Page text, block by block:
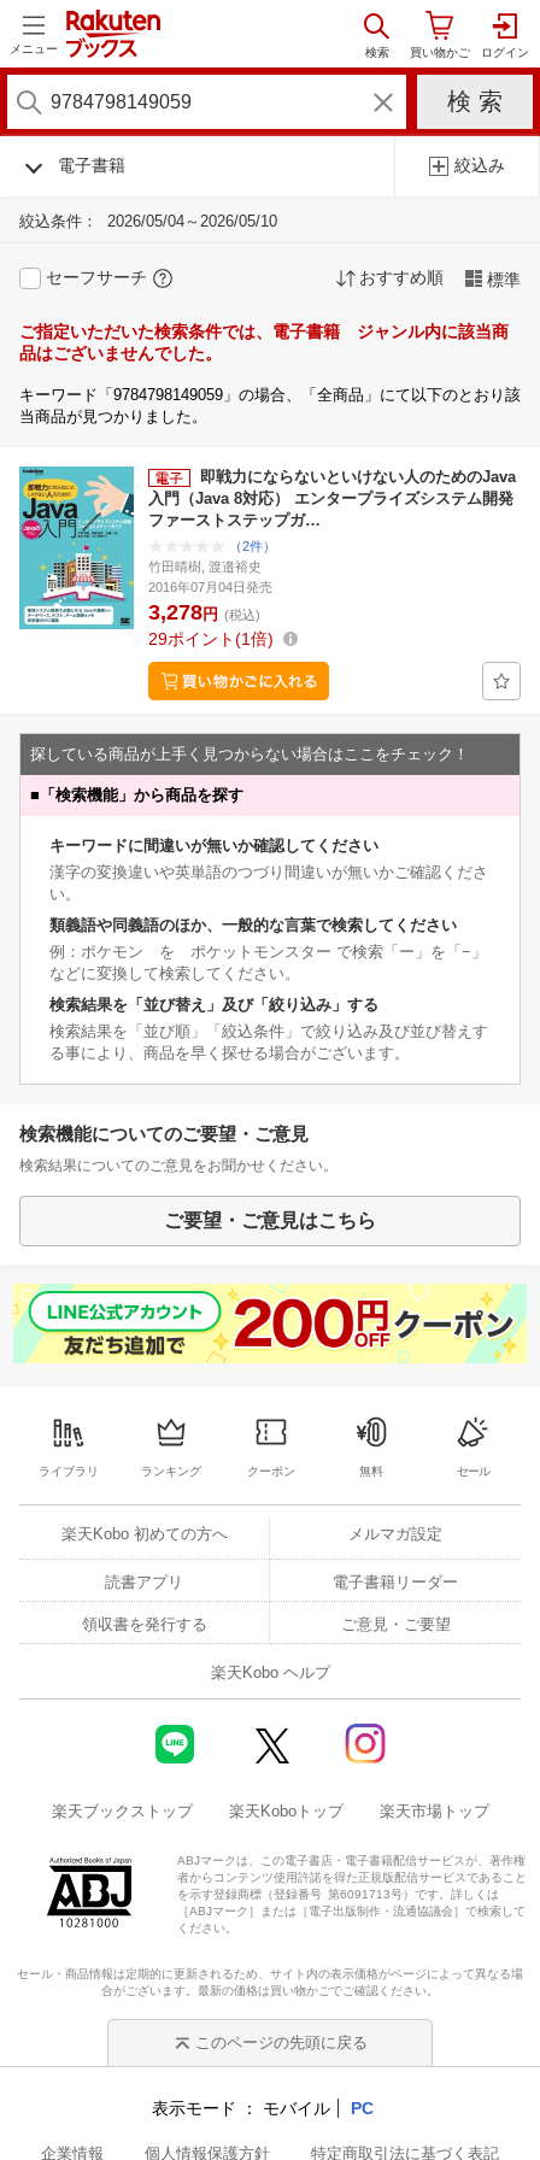
メニュー
電子書籍 絞込み
絞込条件： 2026/05/04～2026/05/10
セーフサーチ おすすめ順 標準
ご指定いただいた検索条件では、電子書籍 ジャンル内に該当商
品はございませんでした。
キーワード「9784798149059」の場合、「全商品」にて以下のとおり該
当商品が見つかりました。
即戦力にならないといけない人のためのJava
入門（Java 8対応） エンタープライズシステム開発
ファーストステップガ…
（2件）
竹田晴樹, 渡邉裕史
2016年07月04日発売
3,278円 (税込)
29ポイント 1倍
探している商品が上手く見つからない場合はここをチェック！
■ 「検索機能」から商品を探す
キーワードに間違いが無いか確認してください
漢字の変換違いや英単語のつづり間違いが無いかご確認くださ
い。
類義語や同義語のほか、一般的な言葉で検索してください
例：ポケモン を ポケットモンスター で検索「ー」を「−」
などに変換して検索してください。
検索結果を「並び替え」及び「絞り込み」する
検索結果を「並び順」「絞込条件」で絞り込み及び並び替えす
る事により、商品を早く探せる場合がございます。
検索機能についてのご要望・ご意見
検索結果についてのご意見をお聞かせください。
ご要望・ご意見はこちら
ライブラリ ランキング クーポン 無料 セール
楽天Kobo 初めての方へ メルマガ設定
読書アプリ 電子書籍リーダー
領収書を発行する ご意見・ご要望
楽天Kobo ヘルプ
楽天ブックストップ 楽天Koboトップ 楽天市場トップ
ABJマークは、この電子書店・電子書籍配信サービスが、著作権
者からコンテンツ使用許諾を得た正規版配信サービスであること
を示す登録商標（登録番号 第6091713号）です。詳しくは
［ABJマーク］または［電子出版制作・流通協議会］で検索して
ください。
セール・商品情報は定期的に更新されるため、サイト内の表示価格がページによって異なる場
合がございます。最新の価格は買い物かごでご確認ください。
このページの先頭に戻る
表示モード モバイル PC
企業情報 個人情報保護方針 特定商取引法に基づく表記